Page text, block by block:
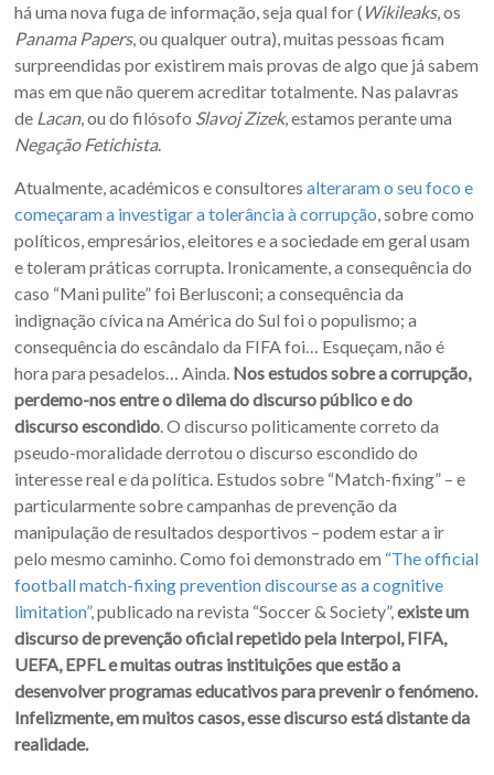
há uma nova fuga de informação, seja qual for ( Wikileaks, os
Panama Papers, ou qualquer outra), muitas pessoas ficam
surpreendidas por existirem mais provas de algo que já sabem
mas em que não querem acreditar totalmente. Nas palavras
de Lacan, ou do filósofo Slavoj Zizek, estamos perante uma
Negação Fetichista.
Atualmente, académicos e consultoresalteraram o seu foco e
começaram a investigar a tolerância à corrupção, sobre como
políticos, empresários, eleitores e a sociedade em geral usam
e toleram práticas corrupta. Ironicamente, a consequência do
caso “Mani pulite” foi Berlusconi; a consequência da
indignação cívica na América do Sul foi o populismo; a
consequência do escândalo da FIFA foi… Esqueçam, não é
hora para pesadelos… Ainda. Nos estudos sobre a corrupção,
perdemo-nos entre o dilema do discurso público e do
discurso escondido. O discurso politicamente correto da
pseudo-moralidade derrotou o discurso escondido do
interesse real e da política. Estudos sobre “Match-fixing” – e
particularmente sobre campanhas de prevenção da
manipulação de resultados desportivos – podem estar a ir
pelo mesmo caminho. Como foi demonstrado em “The official
football match-fixing prevention discourse as a cognitive
limitation”, publicado na revista “Soccer & Society”,existe um
discurso de prevenção oficial repetido pela Interpol, FIFA,
UEFA, EPFL e muitas outras instituições que estão a
desenvolver programas educativos para prevenir o fenómeno.
Infelizmente, em muitos casos, esse discurso está distante da
realidade.